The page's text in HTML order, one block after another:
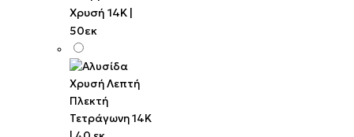
Χρυσή 14K |
50εκ